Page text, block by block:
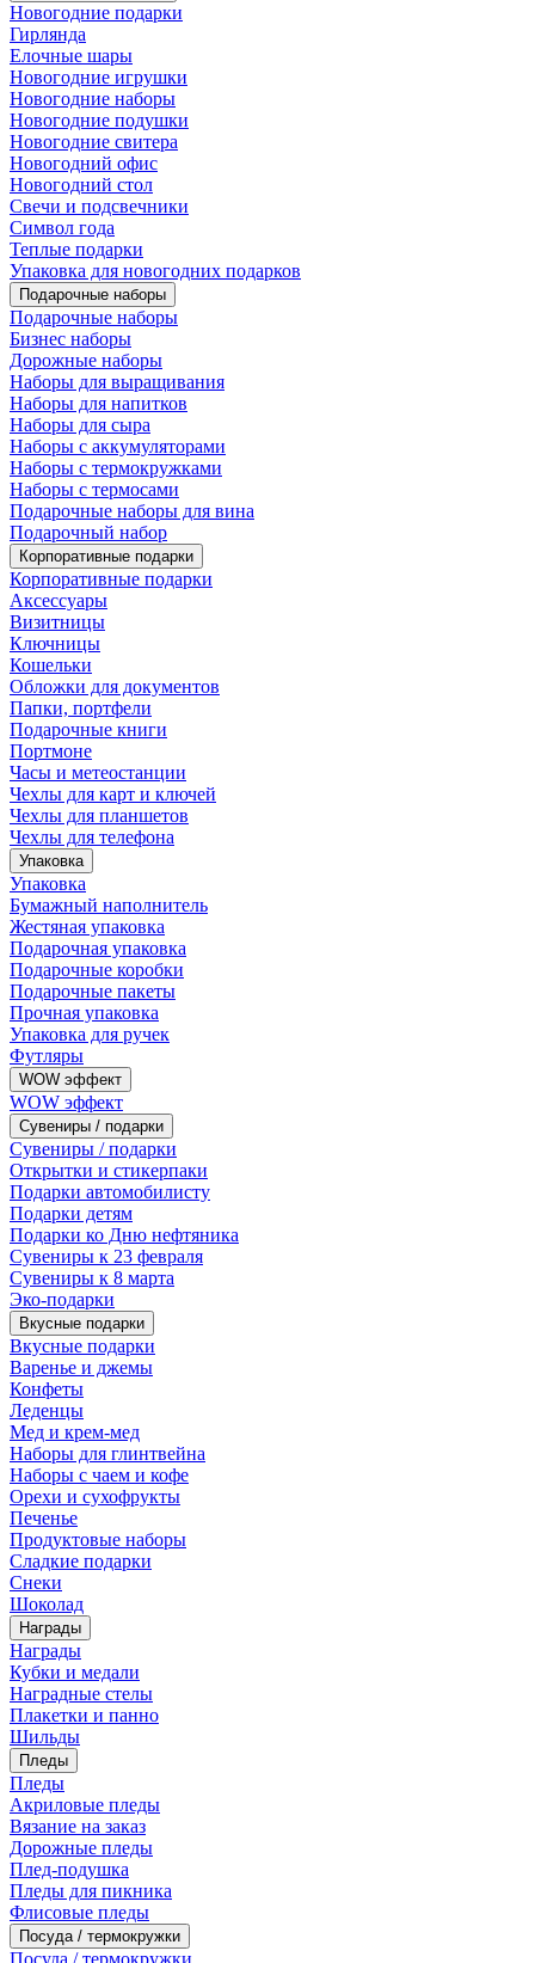
Новогодние подарки
Гирлянда
Елочные шары
Новогодние игрушки
Новогодние наборы
Новогодние подушки
Новогодние свитера
Новогодний офис
Новогодний стол
Свечи и подсвечники
Символ года
Теплые подарки
Упаковка для новогодних подарков
Подарочные наборы
Подарочные наборы
Бизнес наборы
Дорожные наборы
Наборы для выращивания
Наборы для напитков
Наборы для сыра
Наборы с аккумуляторами
Наборы с термокружками
Наборы с термосами
Подарочные наборы для вина
Подарочный набор
Корпоративные подарки
Корпоративные подарки
Аксессуары
Визитницы
Ключницы
Кошельки
Обложки для документов
Папки, портфели
Подарочные книги
Портмоне
Часы и метеостанции
Чехлы для карт и ключей
Чехлы для планшетов
Чехлы для телефона
Упаковка
Упаковка
Бумажный наполнитель
Жестяная упаковка
Подарочная упаковка
Подарочные коробки
Подарочные пакеты
Прочная упаковка
Упаковка для ручек
Футляры
WOW эффект
WOW эффект
Сувениры / подарки
Сувениры / подарки
Открытки и стикерпаки
Подарки автомобилисту
Подарки детям
Подарки ко Дню нефтяника
Сувениры к 23 февраля
Сувениры к 8 марта
Эко-подарки
Вкусные подарки
Вкусные подарки
Варенье и джемы
Конфеты
Леденцы
Мед и крем-мед
Наборы для глинтвейна
Наборы с чаем и кофе
Орехи и сухофрукты
Печенье
Продуктовые наборы
Сладкие подарки
Снеки
Шоколад
Награды
Награды
Кубки и медали
Наградные стелы
Плакетки и панно
Шильды
Пледы
Пледы
Акриловые пледы
Вязание на заказ
Дорожные пледы
Плед-подушка
Пледы для пикника
Флисовые пледы
Посуда / термокружки
Посуда / термокружки